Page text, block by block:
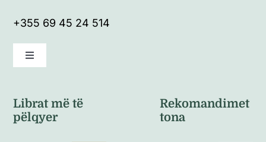
+355 69 45 24 514
Toggle
Politikat e kthimeve
Librat më të
pëlqyer
Rekomandimet
tona